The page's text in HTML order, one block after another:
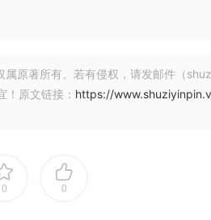
来增加或减少表情量。MX4 和
。现在，DP 始终监听 MIDI 和音
原著所有。若有侵权，请发邮件（
原文链接： https://
0 0